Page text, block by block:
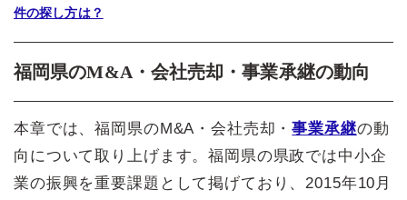
件の探し方は？
福岡県のM&A・会社売却・事業承継の動向
本章では、福岡県のM&A・会社売却・事業承継の動
向について取り上げます。福岡県の県政では中小企
業の振興を重要課題として掲げており、2015年10月